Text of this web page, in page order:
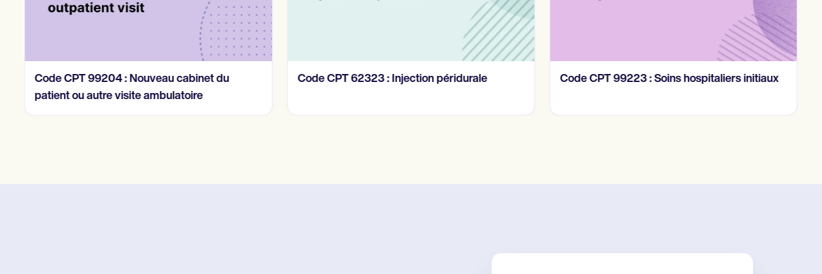
Code CPT 99204 : Nouveau cabinet du
patient ou autre visite ambulatoire
Code CPT 62323 : Injection péridurale Code CPT 99223 : Soins hospitaliers initiaux